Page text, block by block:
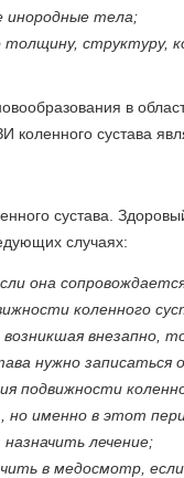
инородные тела;
толщину, структуру,
в
коленного сустава
сустава.
случаях:
она
коленного
возникшая
нужно записаться
подвижности
именно в этот
лечение;
в медосмотр,